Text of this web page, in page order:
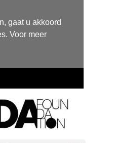
gaat u akkoord
Voor meer